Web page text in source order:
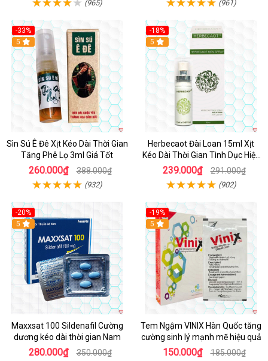
(965) (961)
-33%
5
Sìn Sú Ê Đê Xịt Kéo Dài Thời Gian
Tăng Phê Lọ 3ml Giá Tốt
260.000₫ 388.000₫
(932)
-18%
5
Herbecaot Đài Loan 15ml Xịt
Kéo Dài Thời Gian Tình Dục Hiệu
Quả
239.000₫ 291.000₫
(902)
-20%
5
Maxxsat 100 Sildenafil Cường
dương kéo dài thời gian Nam
280.000₫ 350.000₫
-19%
5
Tem Ngậm VINIX Hàn Quốc tăng
cường sinh lý mạnh mẽ hiệu quả
150.000₫ 185.000₫